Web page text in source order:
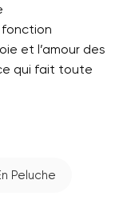
et l’amour des
qui fait toute
Peluche